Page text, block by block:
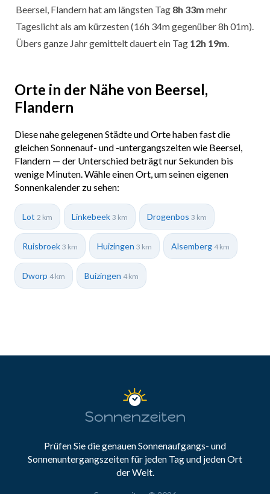
Beersel, Flandern hat am längsten Tag 8h 33m mehr
Tageslicht als am kürzesten (16h 34m gegenüber 8h 01m).
Übers ganze Jahr gemittelt dauert ein Tag 12h 19m
Orte in der Nähe von Beersel,
Flandern
Diese nahe gelegenen Städte und Orte haben fast die
gleichen Sonnenauf- und -untergangszeiten wie Beersel,
Flandern — der Unterschied beträgt nur Sekunden bis
wenige Minuten. Wähle einen Ort, um seinen eigenen
Sonnenkalender zu sehen:
Lot 2 km Linkebeek 3 km Drogenbos 3 km
Ruisbroek 3 km Huizingen 3 km Alsemberg 4 km
Dworp 4 km Buizingen 4 km
Sonnenzeiten
Prüfen Sie die genauen Sonnenaufgangs- und
Sonnenuntergangszeiten für jeden Tag und jeden Ort
der Welt.